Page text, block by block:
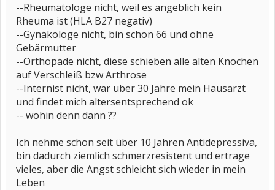
--Rheumatologe nicht, weil es angeblich kein
Rheuma ist (HLA B27 negativ)
--Gynäkologe nicht, bin schon 66 und ohne
Gebärmutter
--Orthopäde nicht, diese schieben alle alten Knochen
auf Verschleiß bzw Arthrose
--Internist nicht, war über 30 Jahre mein Hausarzt
und findet mich altersentsprechend ok
-- wohin denn dann ??
Ich nehme schon seit über 10 Jahren Antidepressiva,
bin dadurch ziemlich schmerzresistent und ertrage
vieles, aber die Angst schleicht sich wieder in mein
Leben